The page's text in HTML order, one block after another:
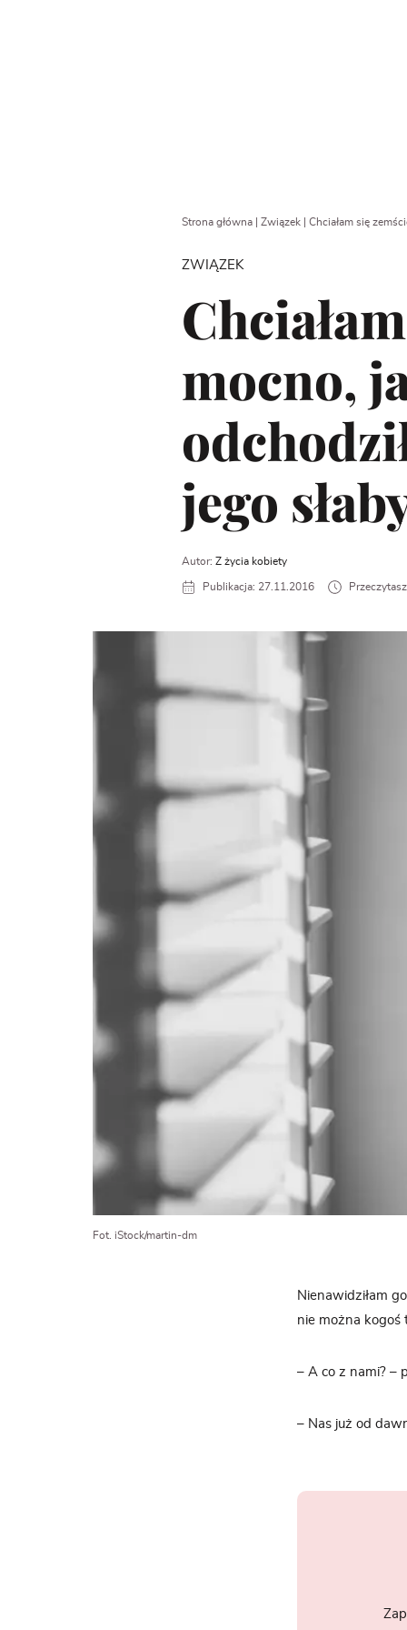
Strona główna| Związek| Chciałam się
ZWIĄZEK
mocno,
jego
Autor: Z życia kobiety
Publikacja: 27.11.2016
Fot. iStock/martin-dm
Nienawidziłam
nie można kogoś
– A co z nami? –
– Nas już od